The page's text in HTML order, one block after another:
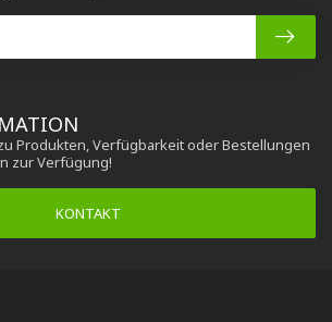
Produkten, Verfügbarkeit oder Bestellungen
zur Verfügung!
KONTAKT